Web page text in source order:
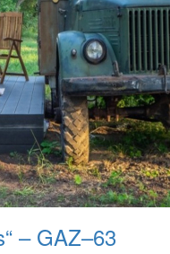
– GAZ–63